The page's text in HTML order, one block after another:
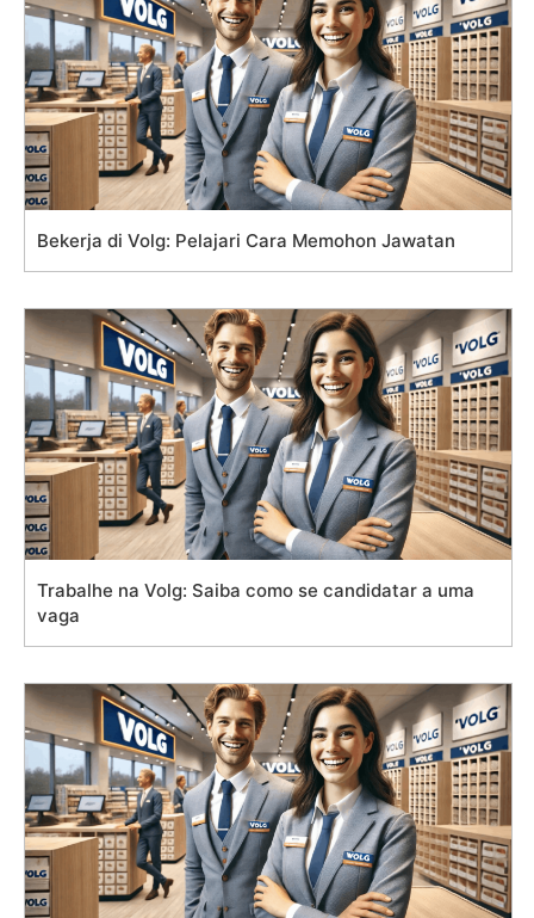
Bekerja di Volg: Pelajari Cara Memohon Jawatan
Trabalhe na Volg: Saiba como se candidatar a uma
vaga